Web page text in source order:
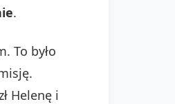
.
To było
Helenę i